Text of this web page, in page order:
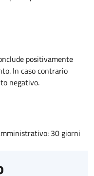
positivamente
In caso contrario
negativo.
30 giorni